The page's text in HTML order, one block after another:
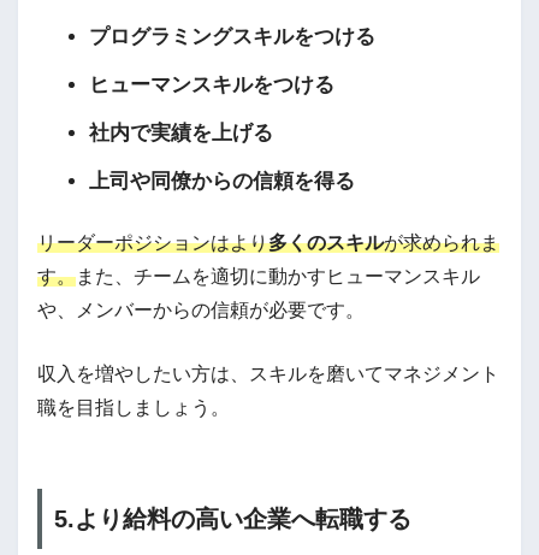
プログラミングスキルをつける
ヒューマンスキルをつける
社内で実績を上げる
上司や同僚からの信頼を得る
リーダーポジションはより多くのスキルが求められま
す。また、チームを適切に動かすヒューマンスキル
や、メンバーからの信頼が必要です。
収入を増やしたい方は、スキルを磨いてマネジメント
職を目指しましょう。
5.より給料の高い企業へ転職する